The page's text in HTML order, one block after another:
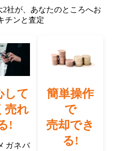
社が、 あなたのところへお
チンと査定
して
売れ
!
ガネバ
簡単操作
で
売却でき
る!